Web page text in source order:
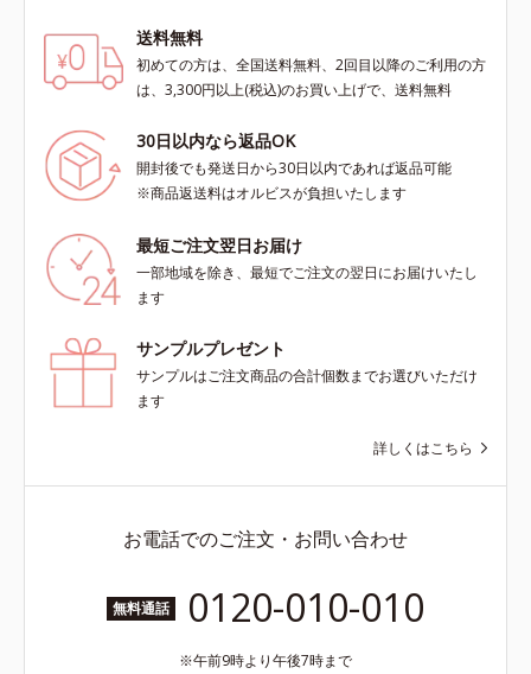
送料無料
初めての方は、全国送料無料、2回目以降のご利用の方
は、3,300円以上(税込)のお買い上げで、送料無料
30日以内なら返品OK
開封後でも発送日から30日以内であれば返品可能
※商品返送料はオルビスが負担いたします
最短ご注文翌日お届け
一部地域を除き、最短でご注文の翌日にお届けいたし
ます
サンプルプレゼント
サンプルはご注文商品の合計個数までお選びいただけ
ます
詳しくはこちら
お電話でのご注文・お問い合わせ
無料通話 0120-010-010
午前9時より午後7時まで